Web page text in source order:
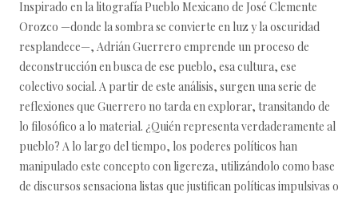
Inspirado en la litografía Pueblo Mexicano de José Clemente
Orozco —donde la sombra se convierte en luz y la oscuridad
resplandece—, Adrián Guerrero emprende un proceso de
deconstrucción en busca de ese pueblo, esa cultura, ese
colectivo social. A partir de este análisis, surgen una serie de
reflexiones que Guerrero no tarda en explorar, transitando de
lo filosófico a lo material. ¿Quién representa verdaderamente al
pueblo? A lo largo del tiempo, los poderes políticos han
manipulado este concepto con ligereza, utilizándolo como base
de discursos sensaciona listas que justifican políticas impulsivas o